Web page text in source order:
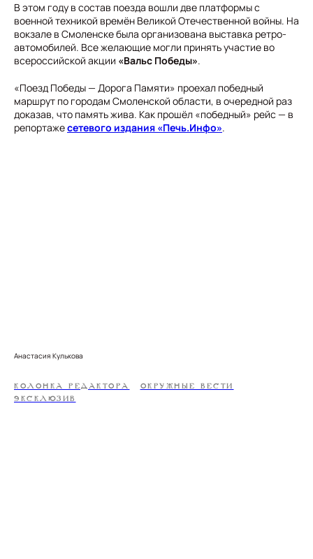
В этом году в состав поезда вошли две платформы с
военной техникой времён Великой Отечественной войны. На
вокзале в Смоленске была организована выставка ретро-
автомобилей. Все желающие могли принять участие во
всероссийской акции «Вальс Победы».
«Поезд Победы — Дорога Памяти» проехал победный
маршрут по городам Смоленской области, в очередной раз
доказав, что память жива. Как прошёл «победный» рейс — в
репортажесетевого издания «Печь.Инфо».
Анастасия Кулькова
КОЛОНКА РЕДАКТОРА
ОКРУЖНЫЕ ВЕСТИ
ЭКСКЛЮЗИВ